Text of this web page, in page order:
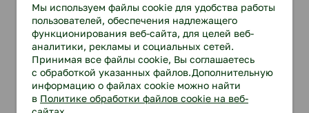
Мы используем файлы cookie для удобства работы
пользователей, обеспечения надлежащего
функционирования веб-сайта, для целей веб-
аналитики, рекламы и социальных сетей.
Принимая все файлы cookie, Вы соглашаетесь
с обработкой указанных файлов.Дополнительную
информацию о файлах cookie можно найти
в Политике обработки файлов cookie на веб-